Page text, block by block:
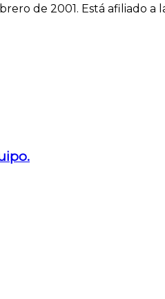
de 2001. Está afiliado a